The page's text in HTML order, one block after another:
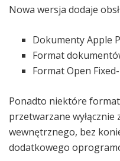
Nowa wersja dodaje
Dokumenty Apple
Format
Format Open
Ponadto niektóre
przetwarzane wyłącznie
wewnętrznego, bez
dodatkowego